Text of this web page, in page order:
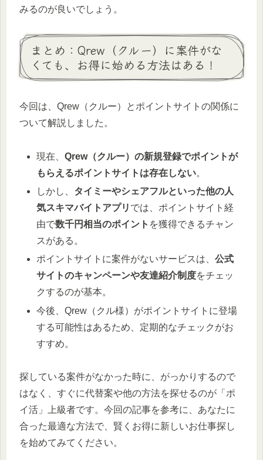
みるのが良いでしょう。
まとめ：Qrew（クルー）に案件がな
くても、お得に始める方法はある！
今回は、Qrew（クルー）とポイントサイトの関係に
ついて解説しました。
現在、Qrew（クルー）の新規登録でポイントが
もらえるポイントサイトは存在しない。
しかし、 タイミーやシェアフルといった他の人
気スキマバイトアプリ では、ポイントサイト経
由で数千円相当のポイント を獲得できるチャン
スがある。
ポイントサイトに案件がないサービスは、公式
サイトのキャンペーンや友達紹介制度をチェッ
クするのが基本。
今後、Qrew（クル様）がポイントサイトに登場
する可能性はあるため、定期的なチェックがお
すすめ。
探している案件がなかった時に、がっかりするので
はなく、すぐに代替案や他の方法を探せるのが「ポ
イ活」上級者です。今回の記事を参考に、あなたに
合った最適な方法で、賢くお得に新しいお仕事探し
を始めてみてください。